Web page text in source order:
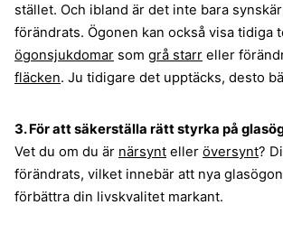
stället. Och ibland är det inte bara
förändrats. Ögonen kan också visa tidiga
ögonsjukdomar som grå starr eller
fläcken. Ju tidigare det upptäcks, desto
3. För att säkerställa rätt styrka på
Vet du om du är närsynt eller översynt?
förändrats, vilket innebär att nya
förbättra din livskvalitet markant.